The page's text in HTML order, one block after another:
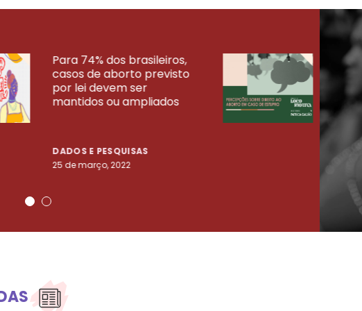
Para 74% dos brasileiros,
casos de aborto previsto
por lei devem ser
mantidos ou ampliados
DADOS E PESQUISAS
25 de março, 2022
23
PESQUISAS